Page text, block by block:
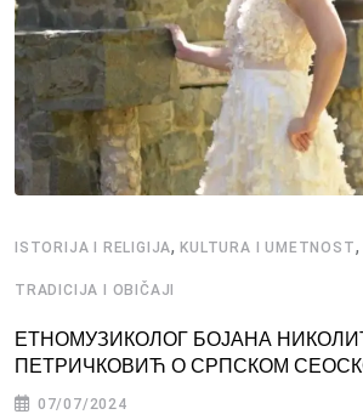
ISTORIJA I RELIGIJA,KULTURA I UMETNOST,
TRADICIJA I OBIČAJI
ЕТНОМУЗИКОЛОГ БОЈАНА
ПЕТРИЧКОВИЋ О СРПСКОМ
07/07/2024